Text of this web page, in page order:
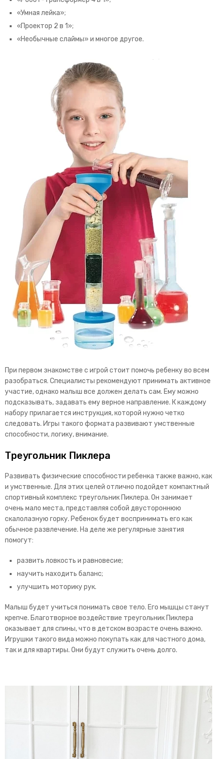
«Умная лейка»;
«Проектор 2 в 1»;
«Необычные слаймы» и многое другое.
При первом знакомстве с игрой стоит помочь ребенку во всем
разобраться. Специалисты рекомендуют принимать активное
участие, однако малыш все должен делать сам. Ему можно
подсказывать, задавать ему верное направление. К каждому
набору прилагается инструкция, которой нужно четко
следовать. Игры такого формата развивают умственные
способности, логику, внимание.
Треугольник Пиклера
Развивать физические способности ребенка также важно, как
и умственные. Для этих целей отлично подойдет компактный
спортивный комплекс треугольник Пиклера. Он занимает
очень мало места, представляя собой двустороннюю
скалолазную горку. Ребенок будет воспринимать его как
обычное развлечение. На деле же регулярные занятия
помогут:
развить ловкость и равновесие;
научить находить баланс;
улучшить моторику рук.
Малыш будет учиться понимать свое тело. Его мышцы станут
крепче. Благотворное воздействие треугольник Пиклера
оказывает для спины, что в детском возрасте очень важно.
Игрушки такого вида можно покупать как для частного дома,
так и для квартиры. Они будут служить очень долго.